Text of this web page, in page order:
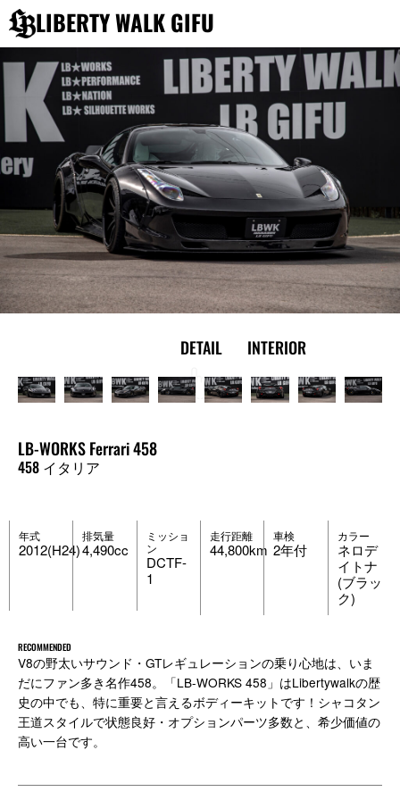
容
を
ス
キ
プ
LIBERTY WALK GIFU
DETAIL INTERIOR
LB-WORKS Ferrari 458
458 イタリア
年式
2012(H24)
排気量
4,490cc
ミッショ
ン
DCTF-
1
走行距離
44,800km
車検
2年付
カラー
ネロデ
イトナ
(ブラッ
ク)
RECOMMENDED
V8の野太いサウンド・GTレギュレーションの乗り心地は、いま
だにファン多き名作458。「LB-WORKS 458」はLibertywalkの歴
史の中でも、特に重要と言えるボディーキットです！シャコタン
王道スタイルで状態良好・オプションパーツ多数と、希少価値の
高い一台です。